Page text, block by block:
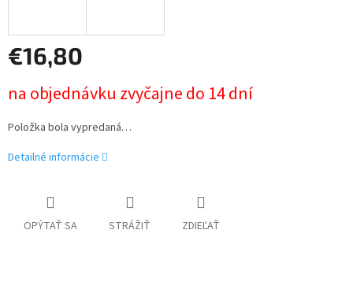
€16,80
cena:
na objednávku zvyčajne do 14 dní
Položka bola vypredaná…
Detailné informácie
OPÝTAŤ SA STRÁŽIŤ ZDIEĽAŤ